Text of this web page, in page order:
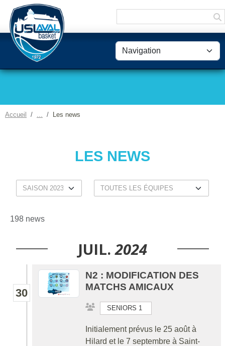
Accueil Les news
LES NEWS
198 news
JUIL. 2024
30
N2 : MODIFICATION DES
MATCHS AMICAUX
SENIORS 1
Initialement prévus le 25 août à
Hilard et le 7 septembre à Saint-
Panneau de gestion des cookies